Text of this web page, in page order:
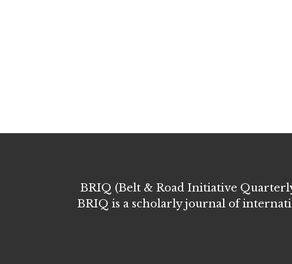
BRIQ (Belt & Road Initiative
BRIQ is a scholarly journal of